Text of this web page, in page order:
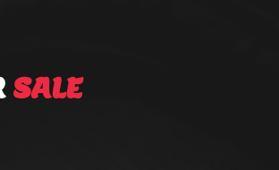
SALE